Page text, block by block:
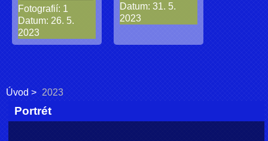
Fotografií: 1
Datum: 26. 5.
2023
Datum: 31. 5.
2023
Úvod 2023
Portrét